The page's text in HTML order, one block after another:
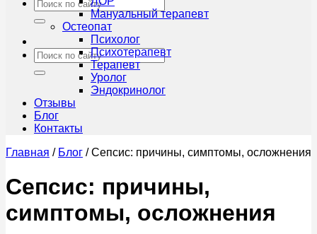
Мануальный терапевт
Остеопат
Психолог
Психотерапевт
Терапевт
Уролог
Эндокринолог
Отзывы
Блог
Контакты
Главная / Блог /Сепсис: причины, симптомы, осложнения
Сепсис: причины,
симптомы, осложнения